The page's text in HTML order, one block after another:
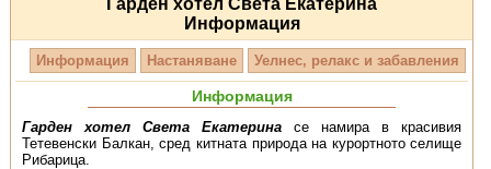
Гарден хотел Света Екатерина
Информация
Информация Настаняване Уелнес, релакс и забавления
Информация
Гарден хотел Света Екатерина се намира в красивия
Тетевенски Балкан, сред китната природа на курортното селище
Рибарица.